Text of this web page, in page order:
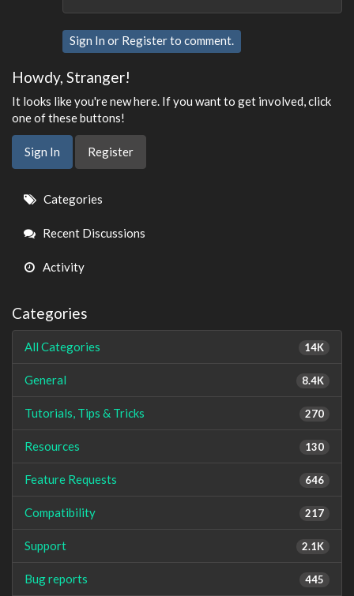
Sign In or Registerto comment.
Howdy, Stranger!
It looks like you're new here. If you want to get involved, click
one of these buttons!
Sign In Register
Quick
Links
Categories
Recent Discussions
Activity
Categories
14K
All Categories
8.4K
General
270
Tutorials, Tips & Tricks
130
Resources
646
Feature Requests
217
Compatibility
2.1K
Support
445
Bug reports